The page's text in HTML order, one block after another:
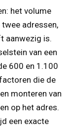
het volume
adressen,
aanwezig is.
van een
600 en 1.100
die de
monteren van
op het adres.
een exacte